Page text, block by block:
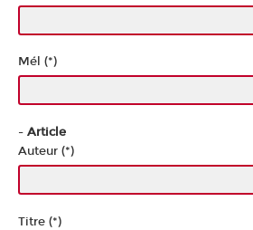
Mél (*)
- Article
Auteur (*)
Titre (*)